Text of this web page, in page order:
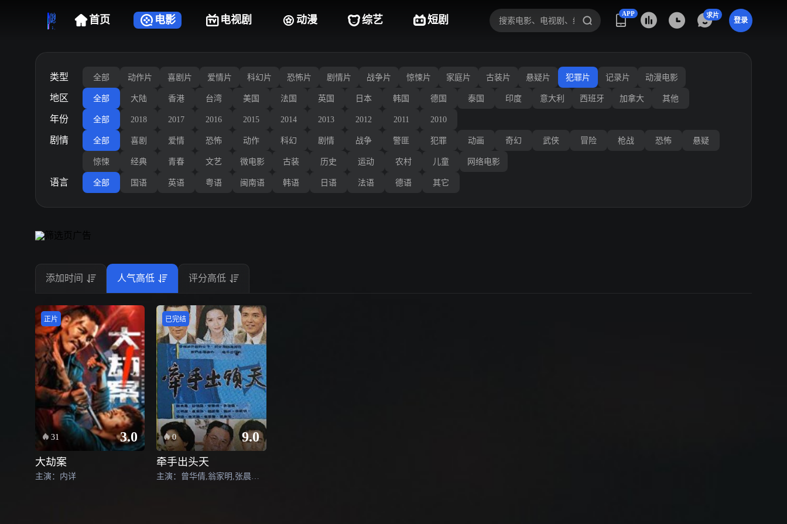
首页 电影 电视剧 动漫 综艺 短剧
APP 求片
登录
类型 全部 动作片 喜剧片 爱情片 科幻片 恐怖片 剧情片 战争片 惊悚片 家庭片 古装片 悬疑片 犯罪片 记录片 动漫电影
地区 全部 大陆 香港 台湾 美国 法国 英国 日本 韩国 德国 泰国 印度 意大利 西班牙 加拿大 其他
年份 全部 2018 2017 2016 2015 2014 2013 2012 2011 2010
剧情 全部 喜剧 爱情 恐怖 动作 科幻 剧情 战争 警匪 犯罪 动画 奇幻 武侠 冒险 枪战 恐怖 悬疑
惊悚 经典 青春 文艺 微电影 古装 历史 运动 农村 儿童 网络电影
语言 全部 国语 英语 粤语 闽南语 韩语 日语 法语 德语 其它
添加时间 人气高低 评分高低
31 3.0
正片
大劫案
主演：内详
0 9.0
已完结
牵手出头天
主演：曾华倩,翁家明,张晨光,林瑞阳,陈美凤,龙劭华,况明洁,蔡灿得,崔佩仪,许淑苹